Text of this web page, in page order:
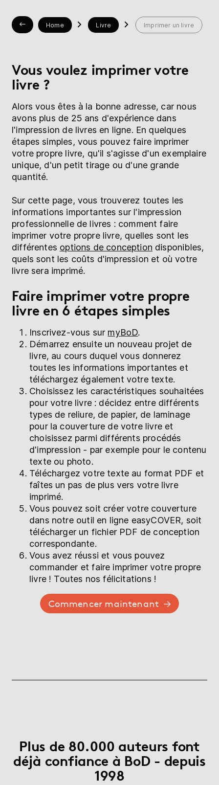
Home Livre Imprimer un livre
Vous voulez imprimer votre
livre ?
Alors vous êtes à la bonne adresse, car nous
avons plus de 25 ans d'expérience dans
l'impression de livres en ligne. En quelques
étapes simples, vous pouvez faire imprimer
votre propre livre, qu'il s'agisse d'un exemplaire
unique, d'un petit tirage ou d'une grande
quantité.
Sur cette page, vous trouverez toutes les
informations importantes sur l'impression
professionnelle de livres : comment faire
imprimer votre propre livre, quelles sont les
différentes options de conception disponibles,
quels sont les coûts d'impression et où votre
livre sera imprimé.
Faire imprimer votre propre
livre en 6 étapes simples
Inscrivez-vous sur myBoD.
Démarrez ensuite un nouveau projet de
livre, au cours duquel vous donnerez
toutes les informations importantes et
téléchargez également votre texte.
Choisissez les caractéristiques souhaitées
pour votre livre : décidez entre différents
types de reliure, de papier, de laminage
pour la couverture de votre livre et
choisissez parmi différents procédés
d'impression - par exemple pour le contenu
texte ou photo.
Téléchargez votre texte au format PDF et
faîtes un pas de plus vers votre livre
imprimé.
Vous pouvez soit créer votre couverture
dans notre outil en ligne easyCOVER, soit
télécharger un fichier PDF de conception
correspondante.
Vous avez réussi et vous pouvez
commander et faire imprimer votre propre
livre ! Toutes nos félicitations !
Commencer maintenant
Plus de 80.000 auteurs font
déjà confiance à BoD - depuis
1998